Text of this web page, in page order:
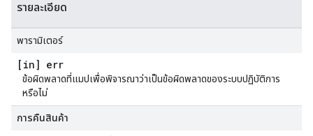
รายละเอียด
พารามิเตอร์
[in] err
ข้อผิดพลาดที่แมปเพื่อพิจารณาว่าเป็นข้อผิดพลาดของระบบปฏิบัติการ
หรือไม่
การคืนสินค้า